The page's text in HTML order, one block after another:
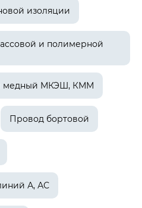
изоляции
и полимерной
медный МКЭШ, КММ
Провод бортовой
А, АС